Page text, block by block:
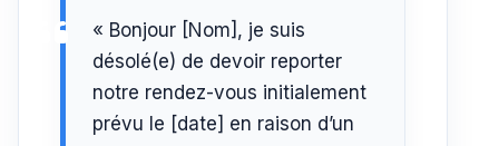
« Bonjour [Nom], je suis
désolé(e) de devoir reporter
notre rendez-vous initialement
prévu le [date] en raison d’un